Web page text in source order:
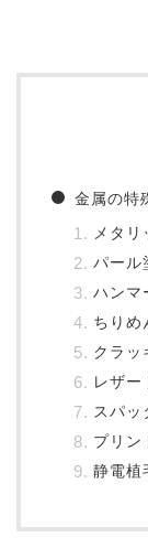
金属の特
メタリ
パール
ハンマ
ちりめ
クラッ
レザー
スパッ
プリン
静電植